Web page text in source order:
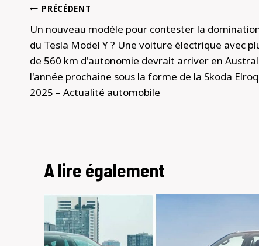
Navigation
de
l’article
PRÉCÉDENT
Un nouveau modèle pour contester la
du Tesla Model Y ? Une voiture électrique avec
de 560 km d'autonomie devrait arriver en
l'année prochaine sous la forme de la Skoda Elroq
2025 – Actualité automobile
A lire également